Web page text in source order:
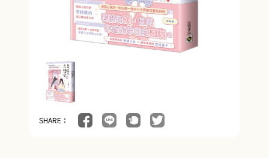
SHARE：